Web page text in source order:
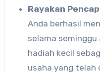
Rayakan
Anda berhasil
selama seminggu
hadiah kecil
usaha yang telah